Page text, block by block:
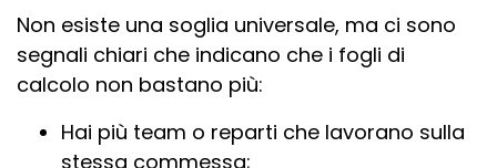
Non esiste una soglia universale, ma ci sono
segnali chiari che indicano che i fogli di
calcolo non bastano più:
Hai più team o reparti che lavorano sulla
stessa commessa;